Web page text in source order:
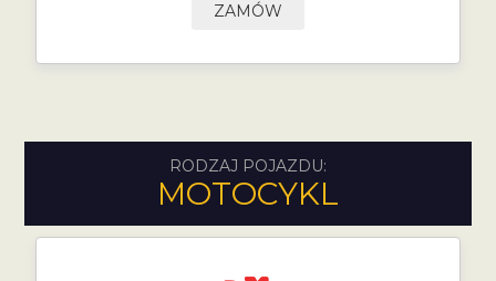
ZAMÓW
RODZAJ POJAZDU:
MOTOCYKL